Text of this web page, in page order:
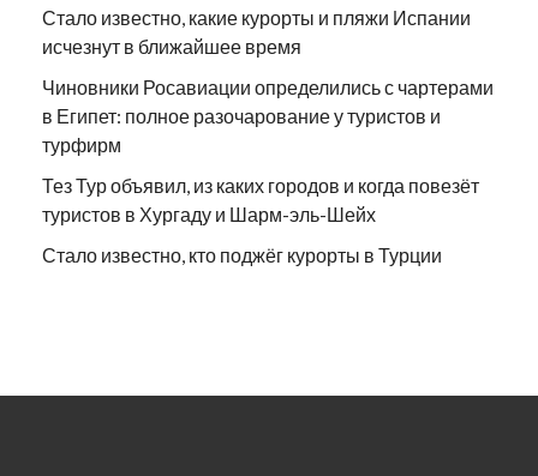
Стало известно, какие курорты и пляжи Испании
исчезнут в ближайшее время
Чиновники Росавиации определились с чартерами
в Египет: полное разочарование у туристов и
турфирм
Тез Тур объявил, из каких городов и когда повезёт
туристов в Хургаду и Шарм-эль-Шейх
Стало известно, кто поджёг курорты в Турции